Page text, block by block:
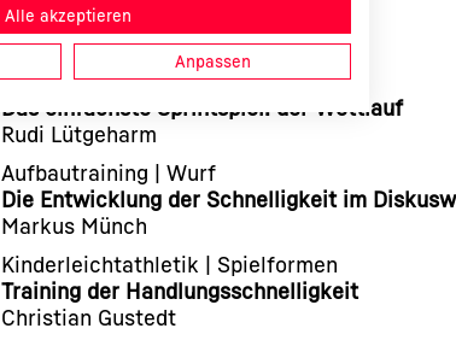
Die gängigsten Sprint-ABC-Übungen
lt-Redaktion
Kinderleichtathletik | Wettläufe
Das einfachste Sprintspiel: der Wettlauf
Rudi Lütgeharm
Aufbautraining | Wurf
Die Entwicklung der Schnelligkeit im
Markus Münch
Kinderleichtathletik | Spielformen
Training der Handlungsschnelligkeit
Christian Gustedt
Alle akzeptieren
Anpassen